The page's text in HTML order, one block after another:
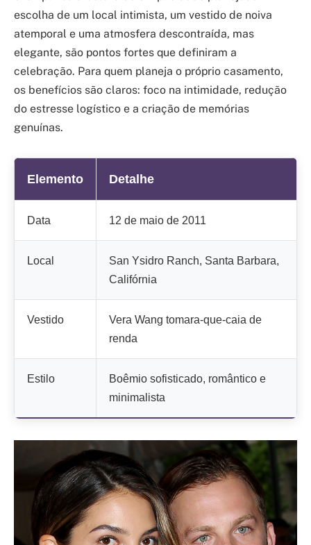
escolha de um local intimista, um vestido de noiva
atemporal e uma atmosfera descontraída, mas
elegante, são pontos fortes que definiram a
celebração. Para quem planeja o próprio casamento,
os benefícios são claros: foco na intimidade, redução
do estresse logístico e a criação de memórias
genuínas.
Elemento Detalhe
Data 12 de maio de 2011
Local
San Ysidro Ranch, Santa Barbara,
Califórnia
Vestido
Vera Wang tomara-que-caia de
renda
Estilo
Boêmio sofisticado, romântico e
minimalista